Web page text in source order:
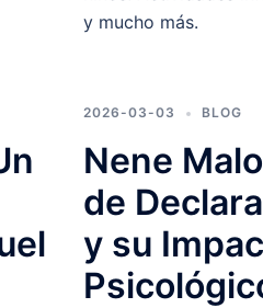
y mucho más.
2026-03-03 BLOG
Nene
de
y su